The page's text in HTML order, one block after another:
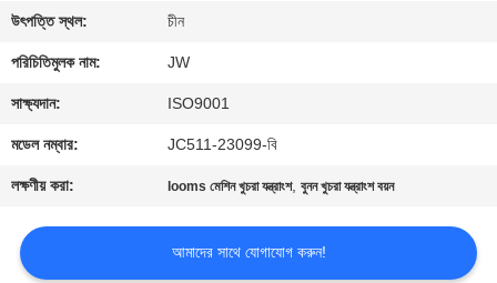
আমাদের
সাথে
যোগাযোগ
করুন
খবর
উৎপত্তি স্থল: চীন
পরিচিতিমুলক নাম: JW
সাক্ষ্যদান: ISO9001
মডেল নম্বার: JC511-23099-বি
লক্ষণীয় করা: looms মেশিন খুচরা যন্ত্রাংশ,বুনন খুচরা যন্ত্রাংশ বয়ন
আমাদের সাথে যোগাযোগ করুন!